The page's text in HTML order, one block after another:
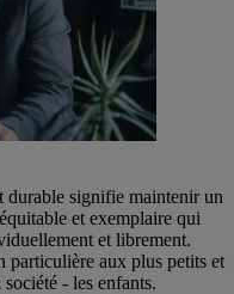
durable signifie maintenir un
et exemplaire qui
et librement.
particulière aux plus petits et
- les enfants.